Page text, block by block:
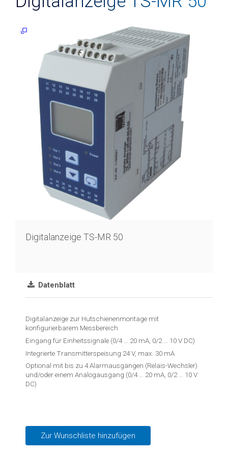
Geführtes
Radar
(TDR)
Reed-
Kontakt-
Kette
Knickarm-
Sensor
Vibrationsgrenzschalter
Konduktiver
Reedkontakt
Durchfluss
Kalorimetrisch
Temperatur
Temperaturtransmitter
Zubehör
Digitalanzeige TS-MR 50
Datenblatt
Digitalanzeige zur Hutschienenmontage mit
konfigurierbarem Messbereich
Eingang für Einheitssignale (0/4 … 20 mA, 0/2 … 10 V DC)
Integrierte Transmitterspeisung 24 V, max. 30 mA
Optional mit bis zu 4 Alarmausgängen (Relais-Wechsler)
und/oder einem Analogausgang (0/4 … 20 mA, 0/2 … 10 V
DC)
Zur Wunschliste hinzufügen